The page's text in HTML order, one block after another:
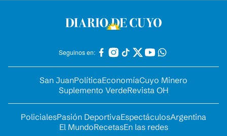
Seguinos en:
San JuanPolíticaEconomíaCuyo Minero
Suplemento VerdeRevista OH
PolicialesPasión DeportivaEspectáculosArgentina
El MundoRecetasEn las redes